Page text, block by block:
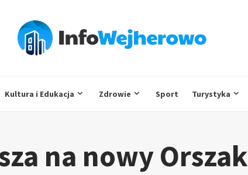
Kultura i Edukacja Zdrowie Sport Turystyka
na nowy Orszak